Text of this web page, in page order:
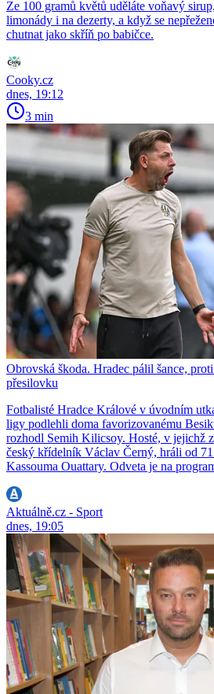
Ze 100 gramů květů uděláte voňavý
limonády i na dezerty, a když se
chutnat jako skříň po babičce.
Cooky.cz
dnes, 19:12
3 min
Obrovská škoda. Hradec pálil šance,
přesilovku
Fotbalisté Hradce Králové v úvodním
ligy podlehli doma favorizovanému
rozhodl Semih Kilicsoy. Hosté, v jejichž
český křídelník Václav Černý, hráli od
Kassouma Ouattary. Odveta je na
Aktuálně.cz - Sport
dnes, 19:05